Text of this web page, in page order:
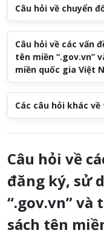
Câu hỏi về chuyển
Câu hỏi về các vấn
tên miền “.gov.vn”
miền quốc gia Việt
Các câu hỏi khác
Câu hỏi về
đăng ký, sử
“.gov.vn” và
sách tên